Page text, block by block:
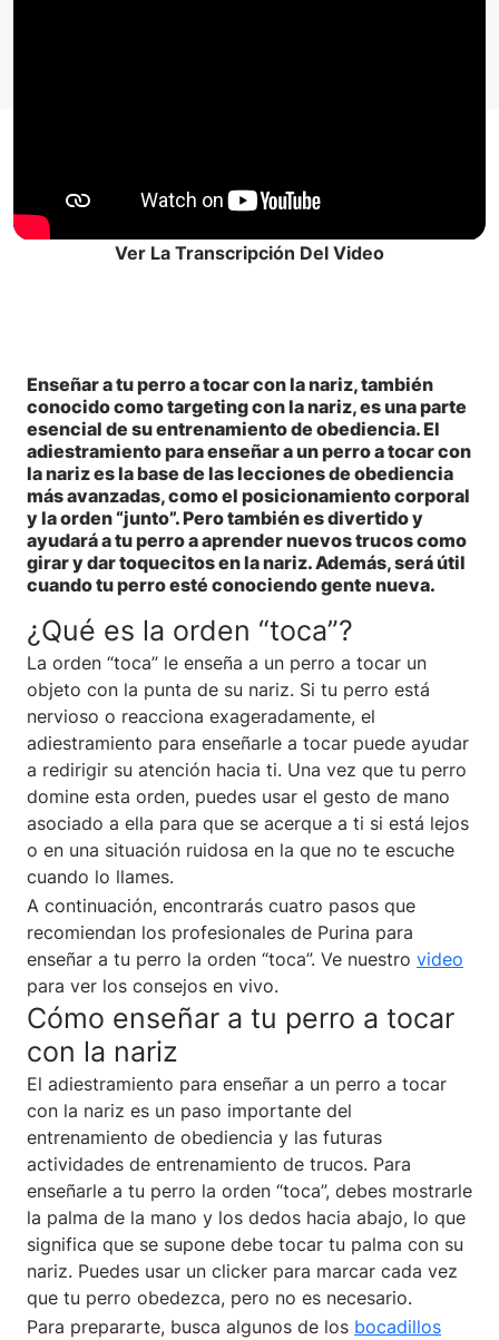
Ver La Transcripción Del Video
Enseñar a tu perro a tocar con la nariz, también
conocido como targeting con la nariz, es una parte
esencial de su entrenamiento de obediencia. El
adiestramiento para enseñar a un perro a tocar con
la nariz es la base de las lecciones de obediencia
más avanzadas, como el posicionamiento corporal
y la orden “junto”. Pero también es divertido y
ayudará a tu perro a aprender nuevos trucos como
girar y dar toquecitos en la nariz. Además, será útil
cuando tu perro esté conociendo gente nueva.
¿Qué es la orden “toca”?
La orden “toca” le enseña a un perro a tocar un
objeto con la punta de su nariz. Si tu perro está
nervioso o reacciona exageradamente, el
adiestramiento para enseñarle a tocar puede ayudar
a redirigir su atención hacia ti. Una vez que tu perro
domine esta orden, puedes usar el gesto de mano
asociado a ella para que se acerque a ti si está lejos
o en una situación ruidosa en la que no te escuche
cuando lo llames.
A continuación, encontrarás cuatro pasos que
recomiendan los profesionales de Purina para
enseñar a tu perro la orden “toca”. Ve nuestro video
para ver los consejos en vivo.
Cómo enseñar a tu perro a tocar
con la nariz
El adiestramiento para enseñar a un perro a tocar
con la nariz es un paso importante del
entrenamiento de obediencia y las futuras
actividades de entrenamiento de trucos. Para
enseñarle a tu perro la orden “toca”, debes mostrarle
la palma de la mano y los dedos hacia abajo, lo que
significa que se supone debe tocar tu palma con su
nariz. Puedes usar un clicker para marcar cada vez
que tu perro obedezca, pero no es necesario.
Para prepararte, busca algunos de los bocadillos